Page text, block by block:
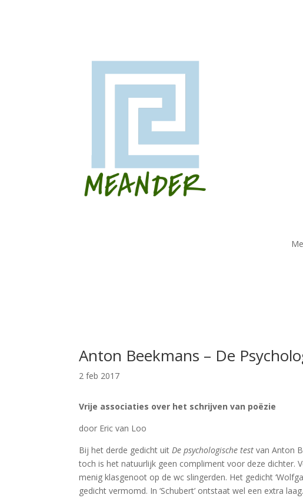
Anton Beekmans – De
2 feb 2017
Vrije associaties over het schrijven van poëzie
door Eric van Loo
Bij het derde gedicht uitDe psychologische testvan Anton
toch is het natuurlijk geen compliment voor deze dichter.
menig klasgenoot op de wc slingerden. Het gedicht
gedicht vermomd. In ‘Schubert’ ontstaat wel een extra